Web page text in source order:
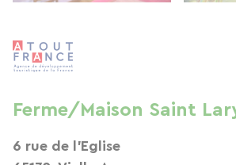
Ferme/Maison Saint
6 rue de l'Eglise